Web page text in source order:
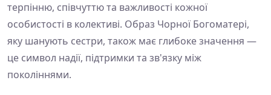
терпінню, співчуттю та важливості кожної
особистості в колективі. Образ Чорної Богоматері,
яку шанують сестри, також має глибоке значення —
це символ надії, підтримки та зв'язку між
поколіннями.